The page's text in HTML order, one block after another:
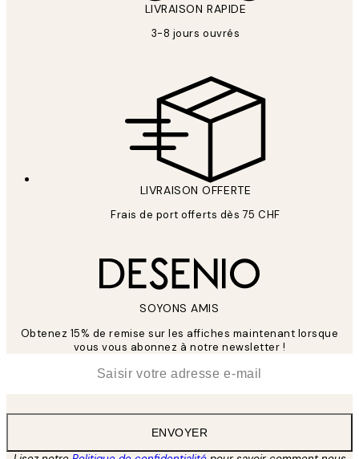
LIVRAISON RAPIDE
3-8 jours ouvrés
LIVRAISON OFFERTE
Frais de port offerts dès 75 CHF
SOYONS AMIS
Obtenez 15% de remise sur les affiches maintenant lorsque
vous vous abonnez à notre newsletter !
ENVOYER